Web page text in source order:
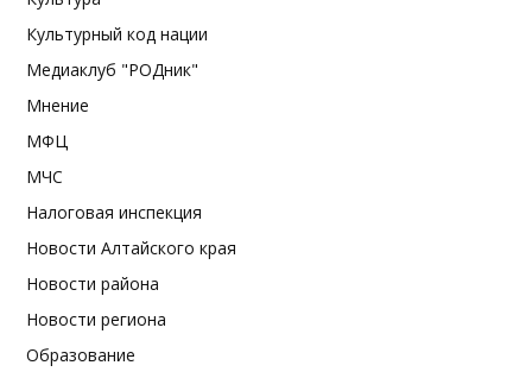
Культурный код нации
Медиаклуб "РОДник"
Мнение
МФЦ
МЧС
Налоговая инспекция
Новости Алтайского края
Новости района
Новости региона
Образование